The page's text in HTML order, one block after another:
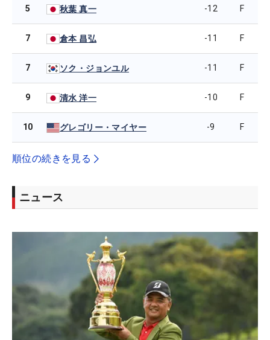
5 秋葉 真一 -12 F
7 倉本 昌弘 -11 F
7 ソク・ジョンユル -11 F
9 清水 洋一 -10 F
10 グレゴリー・マイヤー -9 F
順位の続きを見る
ニュース